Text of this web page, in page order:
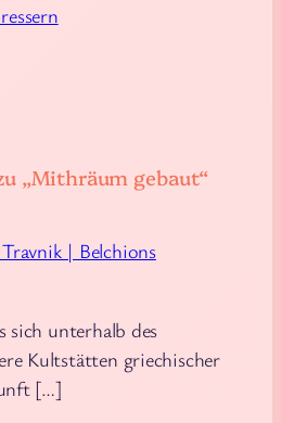
„Mithräum gebaut“
| Belchions
sich unterhalb des
Kultstätten griechischer
[…]